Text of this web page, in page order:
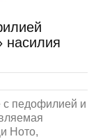
насилия
с педофилией и
Ното,